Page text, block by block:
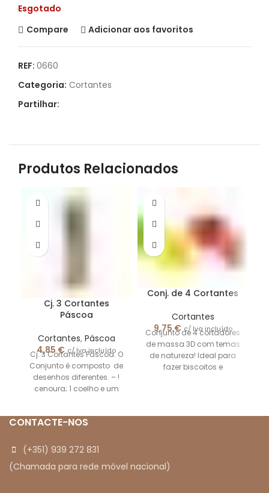
Esgotado
Compare
Adicionar aos favoritos
REF: 0660
Categoria: Cortantes
Partilhar:
Produtos Relacionados
Cj. 3 Cortantes
Páscoa
Cortantes, Páscoa
4,85 € c/ Iva incluído
Cj. 3 Cortantes Páscoa. O
Conjunto é composto de
desenhos diferentes. – !
cenoura; 1 coelho e um
Conj. de 4 Cortantes
Cortantes
9,75€ c/ Iva incluído
Conjunto de 4 cortadores
de massa 3D com temas
de natureza! Ideal para
fazer biscoitos e
CONTACTE-NOS
(+351) 939 272 831
(Chamada para rede móvel nacional)